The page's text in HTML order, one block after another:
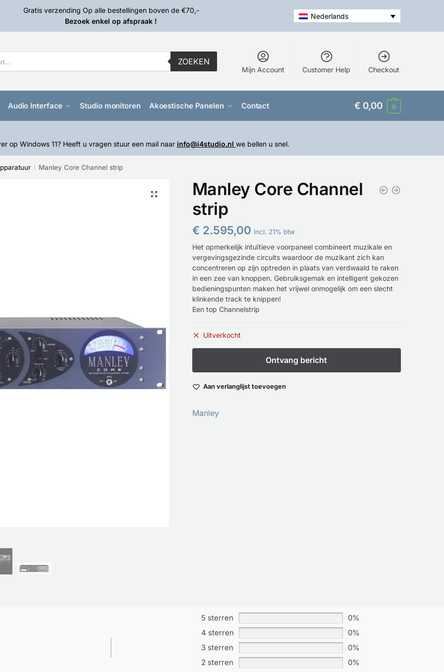
Gratis verzending Op alle bestellingen boven de €70,-
Bezoek enkel op afspraak !
Nederlands
ZOEKEN
Mijn Account Customer Help Checkout
Audio Interface Studio monitoren Akoestische Panelen Contact € 0,00 0
op Windows 11? Heeft u vragen stuur een mail naar info@i4studio.nl we bellen u snel.
/ Manley Core Channel strip
🔍
Manley Core Channel
strip
€ 2.595,00 incl. 21% btw
Het opmerkelijk intuïtieve voorpaneel combineert muzikale en
vergevingsgezinde circuits waardoor de muzikant zich kan
concentreren op zijn optreden in plaats van verdwaald te raken
in een zee van knoppen. Gebruiksgemak en intelligent gekozen
bedieningspunten maken het vrijwel onmogelijk om een ​​slecht
klinkende track te knippen!
Een top Channelstrip
Uitverkocht
Aan verlanglijst toevoegen
Manley
5 sterren
0%
4 sterren
0%
3 sterren
0%
2 sterren
0%